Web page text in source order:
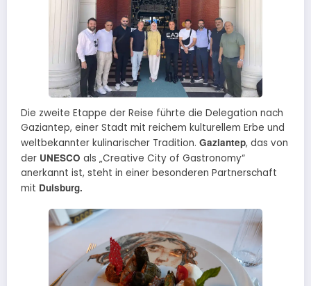
Die zweite Etappe der Reise führte die Delegation nach
Gaziantep, einer Stadt mit reichem kulturellem Erbe und
weltbekannter kulinarischer Tradition. Gaziantep, das von
der UNESCO als „Creative City of Gastronomy“
anerkannt ist, steht in einer besonderen Partnerschaft
mit Duisburg.